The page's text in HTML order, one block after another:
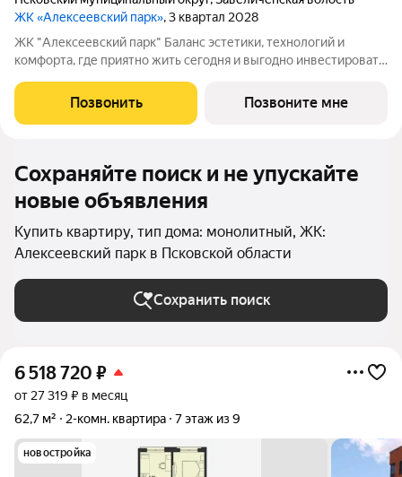
ЖК «Алексеевский парк», 3 квартал 2028
ЖК "Алексеевский парк" Баланс эстетики, технологий и
комфорта, где приятно жить сегодня и выгодно инвестировать
современный проект комфорт класса в развивающемся
районе дальнего Завеличья. Дом выполнен в
Позвонить Позвоните мне
Сохраняйте поиск и не упускайте
новые объявления
Купить квартиру, тип дома: монолитный, ЖК:
Алексеевский парк в Псковской области
Сохранить поиск
6 518 720 ₽
от 27 319 ₽ в месяц
62,7 м²
2-комн. квартира 7 этаж из 9
новостройка